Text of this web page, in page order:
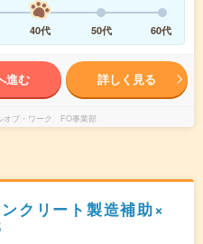
40代 50代 60代
進む 詳しく見る
オブ・ワーク FO事業部
クリート製造補助×